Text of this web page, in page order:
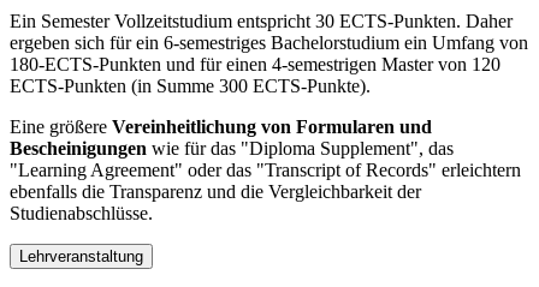
Ein Semester Vollzeitstudium entspricht 30 ECTS-Punkten. Daher
ergeben sich für ein 6-semestriges Bachelorstudium ein Umfang von
180-ECTS-Punkten und für einen 4-semestrigen Master von 120
ECTS-Punkten (in Summe 300 ECTS-Punkte).
Eine größere Vereinheitlichung von Formularen und
Bescheinigungen wie für das "Diploma Supplement", das
"Learning Agreement" oder das "Transcript of Records" erleichtern
ebenfalls die Transparenz und die Vergleichbarkeit der
Studienabschlüsse.
Lehrveranstaltung